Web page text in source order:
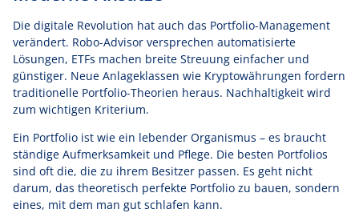
Die digitale Revolution hat auch das Portfolio-Management
verändert. Robo-Advisor versprechen automatisierte
Lösungen, ETFs machen breite Streuung einfacher und
günstiger. Neue Anlageklassen wie Kryptowährungen fordern
traditionelle Portfolio-Theorien heraus. Nachhaltigkeit wird
zum wichtigen Kriterium.
Ein Portfolio ist wie ein lebender Organismus – es braucht
ständige Aufmerksamkeit und Pflege. Die besten Portfolios
sind oft die, die zu ihrem Besitzer passen. Es geht nicht
darum, das theoretisch perfekte Portfolio zu bauen, sondern
eines, mit dem man gut schlafen kann.